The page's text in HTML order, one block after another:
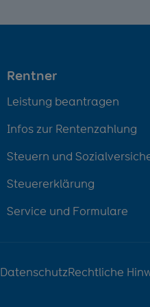
Rentner
Leistung beantragen
Infos zur Rentenzahlung
Steuern und
Steuererklärung
Service und Formulare
DatenschutzRechtliche